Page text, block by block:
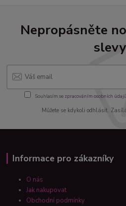
Nepropásněte
Souhlasím se zpracováním osobních údajů
Můžete se kdykoli odhlásit.
Informace pro zákazníky
O nás
Jak nakupovat
Obchodní podmínky